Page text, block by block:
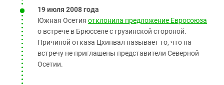
19 июля 2008 года
Южная Осетия отклонила предложение Евросоюза
о встрече в Брюсселе с грузинской стороной.
Причиной отказа Цхинвал называет то, что на
встречу не приглашены представители Северной
Осетии.